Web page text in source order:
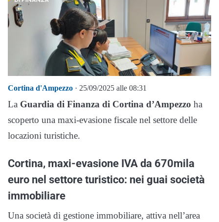
Cortina d'Ampezzo · 25/09/2025 alle 08:31
La Guardia di Finanza di Cortina d’Ampezzo ha
scoperto una maxi-evasione fiscale nel settore delle
locazioni turistiche.
Cortina, maxi-evasione IVA da 670mila
euro nel settore turistico: nei guai società
immobiliare
Una società di gestione immobiliare, attiva nell’area